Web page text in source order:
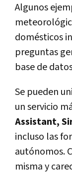
Algunos
domésticos
preguntas
base de
Se pueden
un servicio
Assistant,
incluso las
autónomos.
misma y